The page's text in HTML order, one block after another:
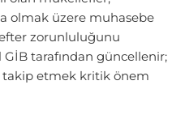
olmak üzere muhasebe
zorunluluğunu
GİB tarafından güncellenir;
etmek kritik önem